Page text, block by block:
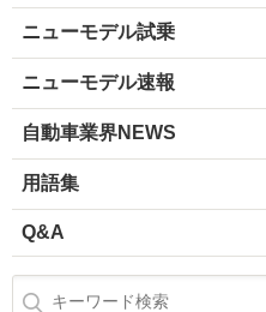
ニューモデル試乗
ニューモデル速報
自動車業界NEWS
用語集
Q&A